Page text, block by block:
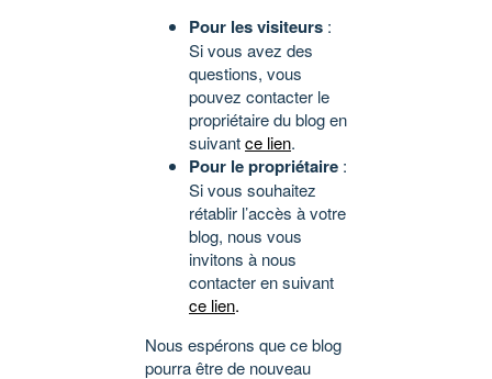
Pour les visiteurs :
Si vous avez des
questions, vous
pouvez contacter le
propriétaire du blog en
suivantce lien.
Pour le propriétaire :
Si vous souhaitez
rétablir l’accès à votre
blog, nous vous
invitons à nous
contacter en suivant
ce lien.
Nous espérons que ce blog
pourra être de nouveau